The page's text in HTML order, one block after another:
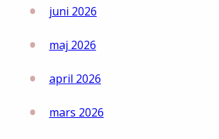
juni 2026
maj 2026
april 2026
mars 2026